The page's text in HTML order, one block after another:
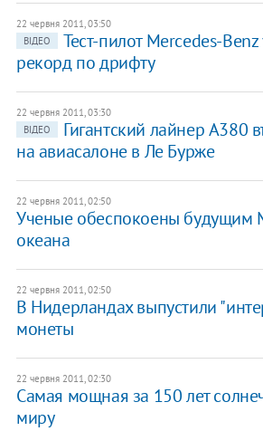
22 червня 2011, 03:50
ВІДЕО
Тест-пилот Mercedes-
рекорд по дрифту
22 червня 2011, 03:30
ВІДЕО
Гигантский лайнер A380
на авиасалоне в Ле Бурже
22 червня 2011, 02:50
Ученые обеспокоены будущим
океана
22 червня 2011, 02:50
В Нидерландах выпустили
монеты
22 червня 2011, 02:30
Самая мощная за 150 лет
миру